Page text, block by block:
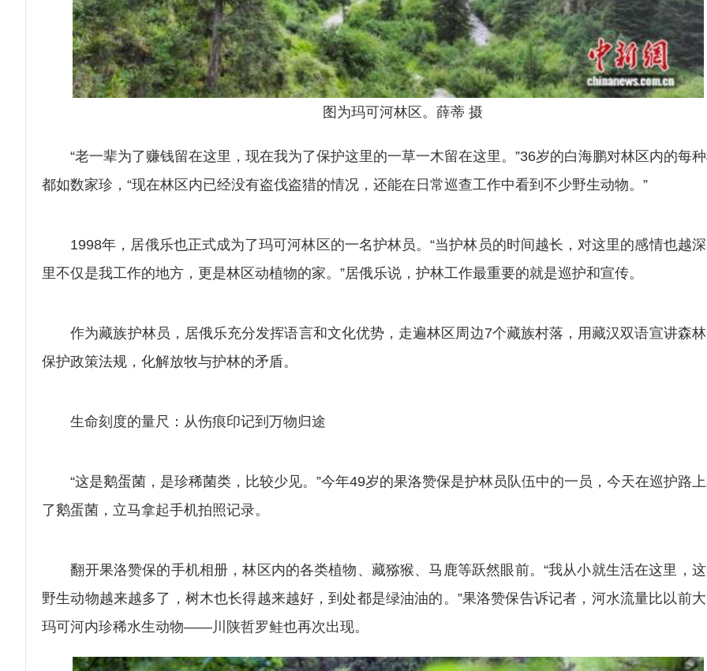
图为玛可河林区。薛蒂 摄
“老一辈为了赚钱留在这里，现在我为了保护这里的一草一木留在这里。”36岁的白海鹏对林区内的每
都如数家珍，“现在林区内已经没有盗伐盗猎的情况，还能在日常巡查工作中看到不少野生动物。”
1998年，居俄乐也正式成为了玛可河林区的一名护林员。“当护林员的时间越长，对这里的感情也越
里不仅是我工作的地方，更是林区动植物的家。”居俄乐说，护林工作最重要的就是巡护和宣传。
作为藏族护林员，居俄乐充分发挥语言和文化优势，走遍林区周边7个藏族村落，用藏汉双语宣讲森
保护政策法规，化解放牧与护林的矛盾。
生命刻度的量尺：从伤痕印记到万物归途
“这是鹅蛋菌，是珍稀菌类，比较少见。”今年49岁的果洛赞保是护林员队伍中的一员，今天在巡护路
了鹅蛋菌，立马拿起手机拍照记录。
翻开果洛赞保的手机相册，林区内的各类植物、藏猕猴、马鹿等跃然眼前。“我从小就生活在这里，
野生动物越来越多了，树木也长得越来越好，到处都是绿油油的。”果洛赞保告诉记者，河水流量比以前
玛可河内珍稀水生动物——川陕哲罗鲑也再次出现。